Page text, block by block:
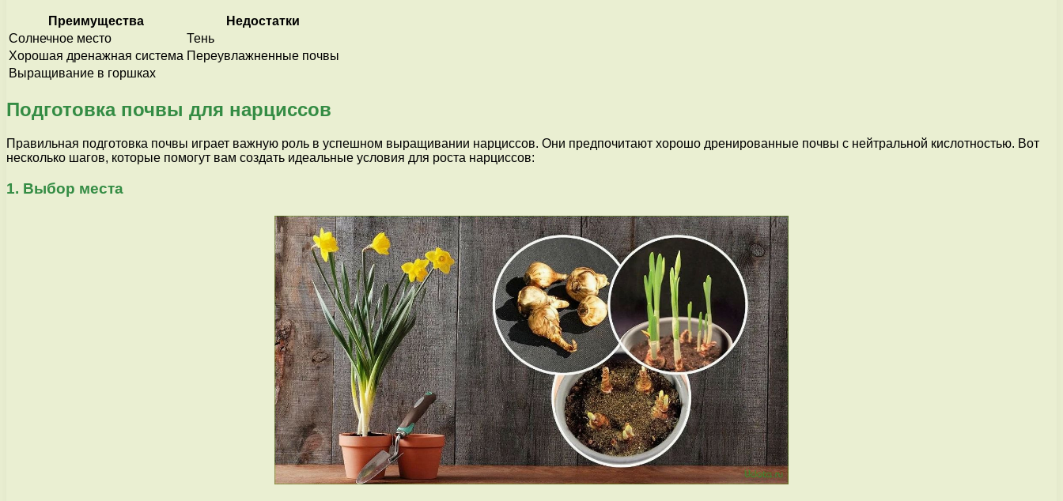
Преимущества
Недостатки
Солнечное место
Тень
Хорошая дренажная система Переувлажненные почвы
Выращивание в горшках
Подготовка почвы для нарциссов
Правильная подготовка почвы играет важную роль в успешном выращивании нарциссов. Они предпочитают хорошо дренированные почвы с нейтральной кислотностью. Вот
несколько шагов, которые помогут вам создать идеальные условия для роста нарциссов:
1. Выбор места